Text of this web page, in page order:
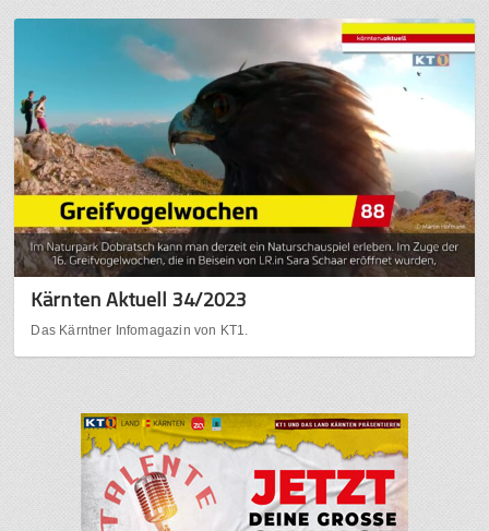
Kärnten Aktuell 34/2023
Das Kärntner Infomagazin von KT1.